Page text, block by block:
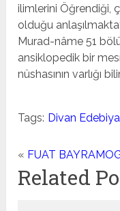
ilimlerini Öğrendiği,
olduğu
Murad-nâme 51
ansiklopedik bir
nüshasının varlığı
Tags: Divan
« FUAT
Related